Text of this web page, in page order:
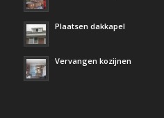
Plaatsen dakkapel
Vervangen kozijnen